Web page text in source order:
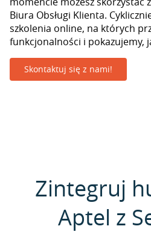
Biura Obsługi Klienta.
szkolenia online, na których
funkcjonalności i pokazujemy,
Skontaktuj się z nami!
Zintegruj
Aptel z